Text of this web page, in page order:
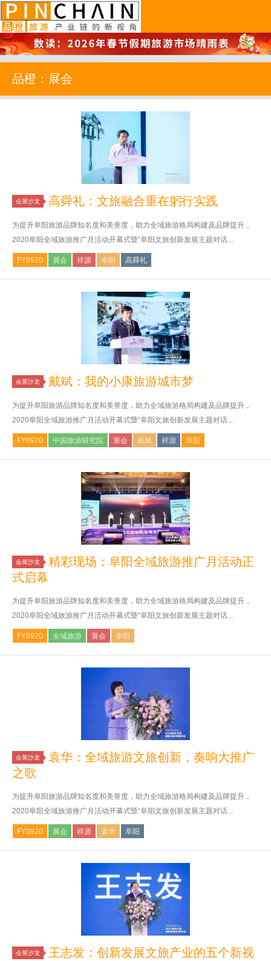
品橙旅游
品橙：展会
会展沙龙 高舜礼：文旅融合重在躬行实践
为提升阜阳旅游品牌知名度和美誉度，助力全域旅游格局构建及品牌提升，
2020阜阳全域旅游推广月活动开幕式暨“阜阳文旅创新发展主题对话...
FY0920 展会 祥源 阜阳 高舜礼
会展沙龙 戴斌：我的小康旅游城市梦
为提升阜阳旅游品牌知名度和美誉度，助力全域旅游格局构建及品牌提升，
2020阜阳全域旅游推广月活动开幕式暨“阜阳文旅创新发展主题对话...
FY0920 中国旅游研究院 展会 戴斌 祥源 阜阳
会展沙龙
精彩现场：阜阳全域旅游推广月活动正
式启幕
为提升阜阳旅游品牌知名度和美誉度，助力全域旅游格局构建及品牌提升，
2020阜阳全域旅游推广月活动开幕式暨“阜阳文旅创新发展主题对话...
FY0920 全域旅游 展会 阜阳
会展沙龙
袁华：全域旅游文旅创新，奏响大推广
之歌
为提升阜阳旅游品牌知名度和美誉度，助力全域旅游格局构建及品牌提升，
2020阜阳全域旅游推广月活动开幕式暨“阜阳文旅创新发展主题对话...
FY0920 展会 祥源 袁华 阜阳
会展沙龙
王志发：创新发展文旅产业的五个新视